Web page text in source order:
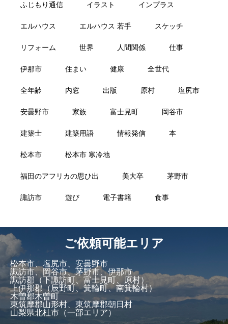
ふじもり通信 イラスト インプラス
エルハウス エルハウス 若手 スケッチ
リフォーム 世界 人間関係 仕事
伊那市 住まい 健康 全世代
全年齢 内窓 出版 原村 塩尻市
安曇野市 家族 富士見町 岡谷市
建築士 建築用語 情報発信 本
松本市 松本市 寒冷地
福田のアフリカの思ひ出 美大卒 茅野市
諏訪市 遊び 電子書籍 食事
ご依頼可能エリア
松本市、塩尻市、安曇野市
諏訪市、岡谷市、茅野市、伊那市
諏訪郡（下諏訪町、富士見町、原村）
上伊那郡（辰野町、箕輪町、南箕輪村）
木曽郡木曽町
東筑摩郡山形村、東筑摩郡朝日村
山梨県北杜市（一部エリア）